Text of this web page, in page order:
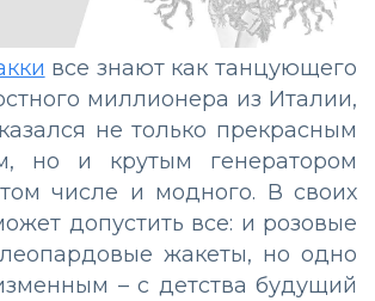
все знают как танцующего
миллионера из Италии,
не только прекрасным
но и крутым генератором
числе и модного. В своих
допустить все: и розовые
жакеты, но одно
– с детства будущий